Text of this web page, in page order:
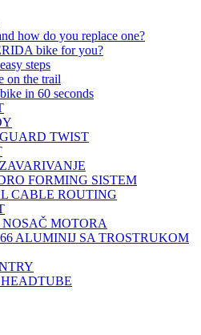
how do you replace one?
bike for you?
steps
on the trail
in 60 seconds
TWIST
FORMING SISTEM
CABLE ROUTING
NOSAČ MOTORA
66 ALUMINIJ SA TROSTRUKOM
HEADTUBE